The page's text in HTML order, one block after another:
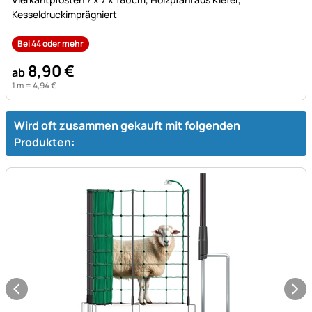
Kesseldruckimprägniert
Bei 44 oder mehr
ab 8,90€
1 m =4,94€
Wird oft zusammen gekauft mit folgenden
Produkten: